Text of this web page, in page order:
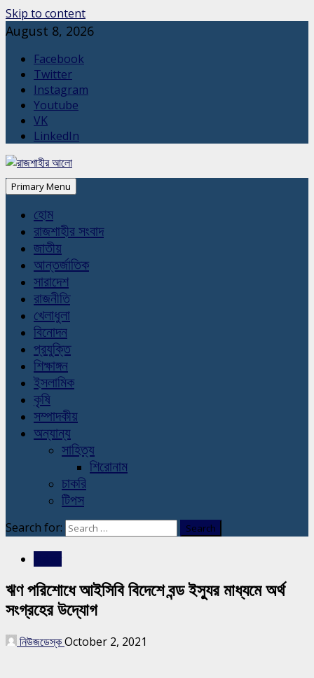
Skip to content
August 8, 2026
Facebook
Twitter
Instagram
Youtube
VK
LinkedIn
Primary Menu
হোম
রাজশাহীর সংবাদ
জাতীয়
আন্তর্জাতিক
সারাদেশ
রাজনীতি
খেলাধুলা
বিনোদন
প্রযুক্তি
শিক্ষাঙ্গন
ইসলামিক
কৃষি
সম্পাদকীয়
অন্যান্য
সাহিত্য
শিরোনাম
চাকরি
টিপস
Search for:
ঋণ পরিশোধে আইসিবি বিদেশে বন্ড ইস্যুর মাধ্যমে অর্থ
সংগ্রহের উদ্যোগ
নিউজডেস্কOctober 2, 2021